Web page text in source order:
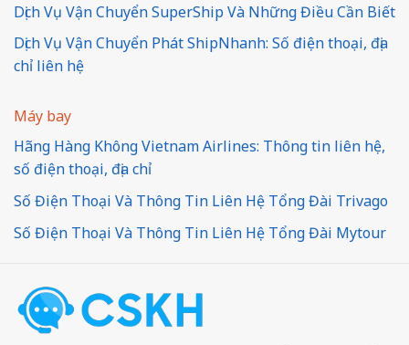
Dịch Vụ Vận Chuyển SuperShip Và Những Điều Cần Biết
Dịch Vụ Vận Chuyển Phát ShipNhanh: Số điện thoại, địa
chỉ liên hệ
Máy bay
Hãng Hàng Không Vietnam Airlines: Thông tin liên hệ,
số điện thoại, địa chỉ
Số Điện Thoại Và Thông Tin Liên Hệ Tổng Đài Trivago
Số Điện Thoại Và Thông Tin Liên Hệ Tổng Đài Mytour